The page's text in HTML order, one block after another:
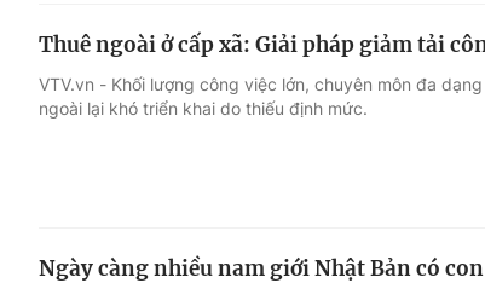
Thuê ngoài ở cấp xã: Giải pháp giảm tải
VTV.vn - Khối lượng công việc lớn, chuyên môn đa
ngoài lại khó triển khai do thiếu định mức.
Ngày càng nhiều nam giới Nhật Bản có